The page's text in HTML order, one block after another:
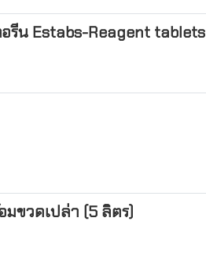
รีน Estabs-Reagent tablets
มขวดเปล่า (5 ลิตร)